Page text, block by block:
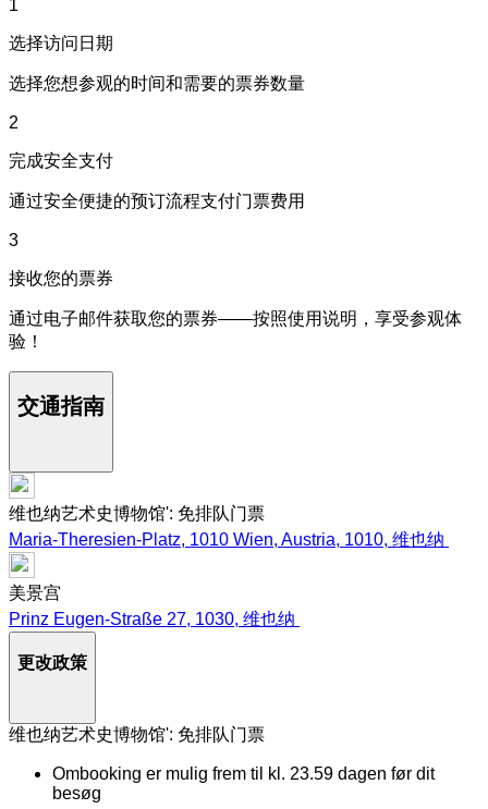
1
选择访问日期
选择您想参观的时间和需要的票券数量
2
完成安全支付
通过安全便捷的预订流程支付门票费用
3
接收您的票券
通过电子邮件获取您的票券——按照使用说明，享受参观体
验！
交通指南
维也纳艺术史博物馆': 免排队门票
Maria-Theresien-Platz, 1010 Wien, Austria, 1010, 维也纳
美景宫
Prinz Eugen-Straße 27, 1030, 维也纳
更改政策
维也纳艺术史博物馆': 免排队门票
Ombooking er mulig frem til kl. 23.59 dagen før dit
besøg